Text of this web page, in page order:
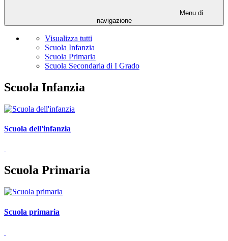
Menu di
navigazione
Visualizza tutti
Scuola Infanzia
Scuola Primaria
Scuola Secondaria di I Grado
Scuola Infanzia
Scuola dell'infanzia
Scuola Primaria
Scuola primaria